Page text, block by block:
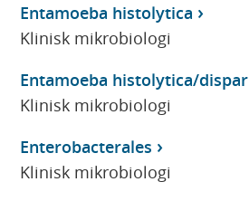
Entamoeba histolytica
Klinisk mikrobiologi
Entamoeba histolytica/dispar
Klinisk mikrobiologi
Enterobacterales
Klinisk mikrobiologi